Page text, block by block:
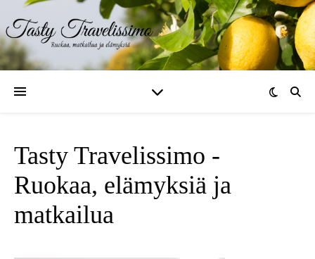
Tasty Travelissimo -
Ruokaa, elämyksiä ja
matkailua